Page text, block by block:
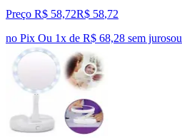
Preço R$ 58,72R$ 58,72
no Pix Ou 1x de R$ 68,28 sem jurosou